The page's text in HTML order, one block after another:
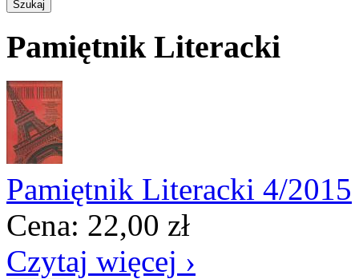
Pamiętnik Literacki
Pamiętnik Literacki 4/2015
Cena: 22,00 zł
Czytaj więcej ›